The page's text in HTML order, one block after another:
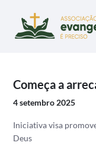
Começa a
4 setembro 2025
Iniciativa visa
Deus